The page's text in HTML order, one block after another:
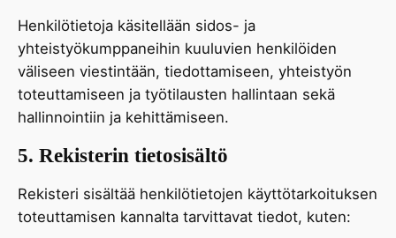
Henkilötietoja käsitellään sidos- ja
yhteistyökumppaneihin kuuluvien henkilöiden
väliseen viestintään, tiedottamiseen, yhteistyön
toteuttamiseen ja työtilausten hallintaan sekä
hallinnointiin ja kehittämiseen.
5. Rekisterin tietosisältö
Rekisteri sisältää henkilötietojen käyttötarkoituksen
toteuttamisen kannalta tarvittavat tiedot, kuten: